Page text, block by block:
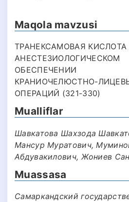
Maqola mavzusi
ТРАНЕКСАМОВАЯ КИСЛОТА
АНЕСТЕЗИОЛОГИЧЕСКОМ
ОБЕСПЕЧЕНИИ
КРАНИОЧЕЛЮСТНО-
ОПЕРАЦИЙ (321-330)
Mualliflar
Шавкатова Шахзода
Мансур Муратович,
Абдувакилович, Жониев
Muassasa
Самаркандский